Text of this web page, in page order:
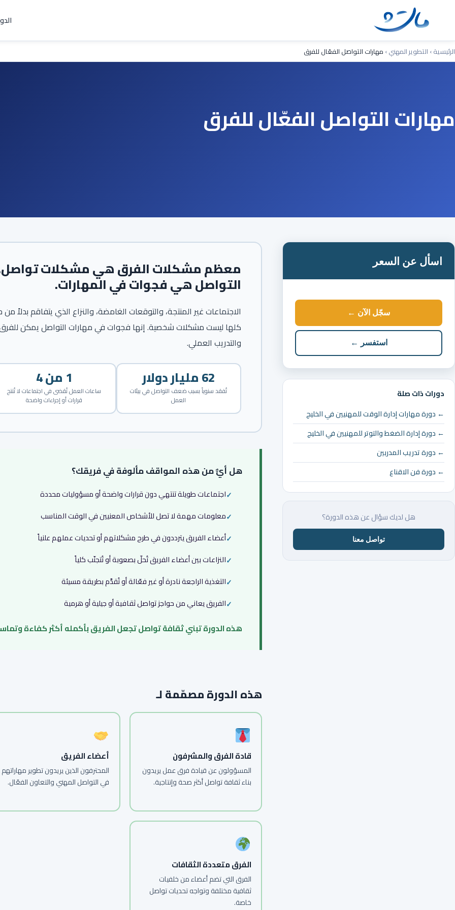
الرئيسية› التطوير المهني› مهارات التواصل الفعّال للفرق
مهارات التواصل الفعّال للفرق
اسأل عن السعر
سجّل الآن ←
استفسر ←
دورات ذات صلة
← دورة مهارات إدارة الوقت للمهنيين في الخليج
← دورة إدارة الضغط والتوتر للمهنيين في الخليج
← دورة تدريب المدربين
← دورة فن الاقناع
هل لديك سؤال عن هذه الدورة؟
تواصل معنا
معظم مشكلات الفرق هي مشكلات
التواصل هي فجوات في المهارات.
الاجتماعات غير المنتجة، والتوقعات الغامضة، والنزاع الذي يتفاقم بدلاً
كلها ليست مشكلات شخصية. إنها فجوات في مهارات التواصل يمكن للفرق
والتدريب العملي.
1 من 4
ساعات العمل تُقضى في اجتماعات لا تُنتج
قرارات أو إجراءات واضحة
62 مليار دولار
تُفقد سنوياً بسبب ضعف التواصل في بيئات
العمل
هل أيٌّ من هذه المواقف مألوفة في فريقك؟
اجتماعات طويلة تنتهي دون قرارات واضحة أو مسؤوليات محددة
معلومات مهمة لا تصل للأشخاص المعنيين في الوقت المناسب
أعضاء الفريق يترددون في طرح مشكلاتهم أو تحديات عملهم علنياً
النزاعات بين أعضاء الفريق تُحلّ بصعوبة أو تُتجنّب كلياً
التغذية الراجعة نادرة أو غير فعّالة أو تُقدَّم بطريقة مسيئة
الفريق يعاني من حواجز تواصل ثقافية أو جيلية أو هرمية
هذه الدورة تبني ثقافة تواصل تجعل الفريق بأكمله أكثر كفاءة
هذه الدورة مصمّمة لـ
قادة الفرق والمشرفون
المسؤولون عن قيادة فرق عمل يريدون
بناء ثقافة تواصل أكثر صحة وإنتاجية.
أعضاء الفريق
المحترفون الذين يريدون تطوير مهاراتهم
في التواصل المهني والتعاون الفعّال.
الفرق متعددة الثقافات
الفرق التي تضم أعضاء من خلفيات
ثقافية مختلفة وتواجه تحديات تواصل
خاصة.